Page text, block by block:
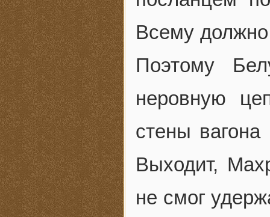
Всему
Поэтому
неровную
стены
Выходит,
не смог